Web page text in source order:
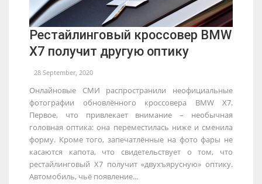
Рестайлинговый кроссовер BMW
X7 получит другую оптику
28 September, 2020
Онлайновые СМИ распространили неофициальные
фотографии обновлённого кроссовера BMW X7.
Первое, что привлекает внимание – необычная
головная оптика: она переместилась ниже и сменила
форму. Кроме того, запечатлённые на фото фары не
касаются капота, что свидетельствует о том, что
рестайлинговый X7 получит «двухъярусную» оптику.
Автомобиль, чьё появление...